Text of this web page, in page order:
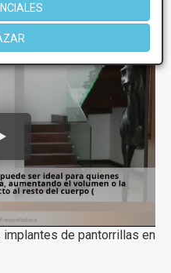
de gemelos
de pantorrillas en